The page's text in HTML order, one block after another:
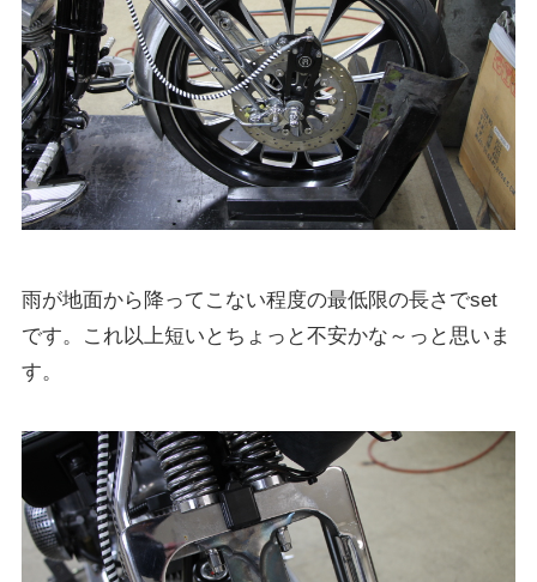
雨が地面から降ってこない程度の最低限の長さでset
です。これ以上短いとちょっと不安かな～っと思いま
す。